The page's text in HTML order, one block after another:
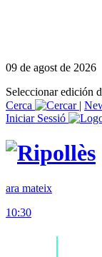
09 de agost de 2026
Seleccionar edición
Cerca
|
Iniciar Sessió
ara mateix
10:30